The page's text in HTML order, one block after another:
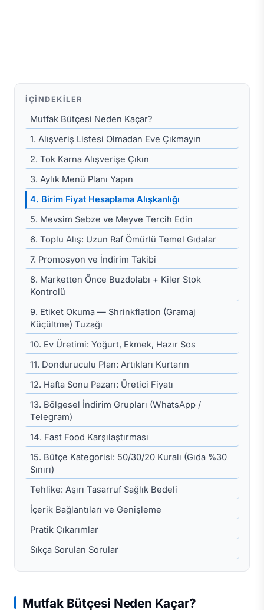
İÇINDEKILER
Mutfak Bütçesi Neden Kaçar?
1. Alışveriş Listesi Olmadan Eve Çıkmayın
2. Tok Karna Alışverişe Çıkın
3. Aylık Menü Planı Yapın
4. Birim Fiyat Hesaplama Alışkanlığı
5. Mevsim Sebze ve Meyve Tercih Edin
6. Toplu Alış: Uzun Raf Ömürlü Temel Gıdalar
7. Promosyon ve İndirim Takibi
8. Marketten Önce Buzdolabı + Kiler Stok
Kontrolü
9. Etiket Okuma — Shrinkflation (Gramaj
Küçültme) Tuzağı
10. Ev Üretimi: Yoğurt, Ekmek, Hazır Sos
11. Donduruculu Plan: Artıkları Kurtarın
12. Hafta Sonu Pazarı: Üretici Fiyatı
13. Bölgesel İndirim Grupları (WhatsApp /
Telegram)
14. Fast Food Karşılaştırması
15. Bütçe Kategorisi: 50/30/20 Kuralı (Gıda %30
Sınırı)
Tehlike: Aşırı Tasarruf Sağlık Bedeli
İçerik Bağlantıları ve Genişleme
Pratik Çıkarımlar
Sıkça Sorulan Sorular
Mutfak Bütçesi Neden Kaçar?